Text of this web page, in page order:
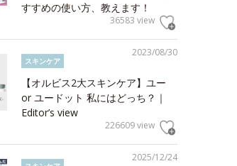
すすめの使い方、教えます！
36583 view
2023/08/30
スキンケア
【オルビス2大スキンケア】ユー
or ユードット 私にはどっち？｜
Editor’s view
226609 view
2025/12/24